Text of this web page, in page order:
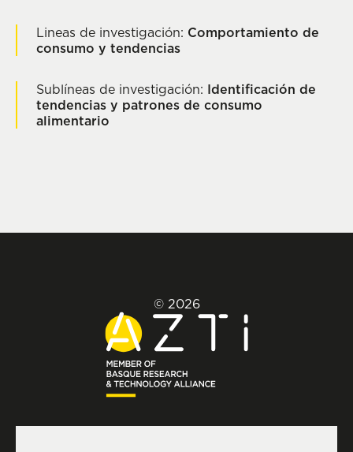
Lineas de investigación: Comportamiento de
consumo y tendencias
Sublíneas de investigación: Identificación de
tendencias y patrones de consumo
alimentario
© 2026